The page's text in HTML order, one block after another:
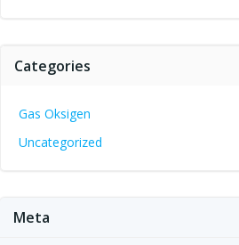
Categories
Gas Oksigen
Uncategorized
Meta